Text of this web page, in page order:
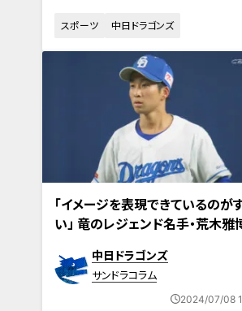
スポーツ 中日ドラゴンズ
「イメージを表現できているのが
い」 竜のレジェンド名手・荒木雅
者”田中幹也を直撃
中日ドラゴンズ
サンドラコラム
2024/07/08